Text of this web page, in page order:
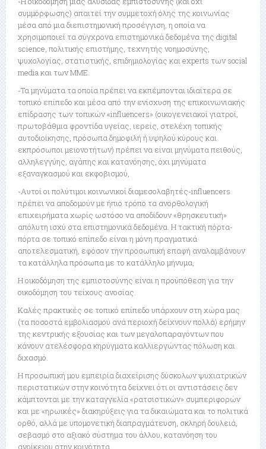
συμμόρφωσης) απαιτεί την συμμετοχή όλης της κοινωνίας
μέσα από μια διεπιστημονική προσέγγιση, η οποία να
χρησιμοποιεί τα σύγχρονα επιστημονικά δεδομένα της digital
science, πολιτικής επιστήμης, τεχνητής νοημοσύνης,
ψυχολογίας, στατιστικής, επιδημιολογίας και experts των social
media και των ΜΜΕ.
-Τα μηνύματα τα οποία πρέπει να εκπέμπονται ιδιαίτερα σε
τοπικό επίπεδο και μέσα από την ενίσχυση της επικοινωνιακής
επίδρασης των τοπικών «influencers» (οικογενειακοί γιατροί,
πρωτοβάθμια φροντίδα υγείας, ιερείς, στελέχη τοπικής
αυτοδιοίκησης, πρόσωπα δημοφιλή ή υψηλού κύρους και
εκπρόσωποι μειονοτήτων) πρέπει να είναι μηνύματα πειθούς,
αλληλεγγύης, αγάπης και κατανόησης, όχι μηνύματα
εξαναγκασμού και εκφοβισμού,
-Αυτοί οι πολύτιμοι κοινωνικοί διαμεσολαβητές-influencers
πρέπει να αποδομούν με ήπιο τρόπο τα ανορθολογική
επιχειρήματα χωρίς ωστόσο να αποδίδουν «θρησκευτική»
απόλυτη ισχύ στα επιστημονικά δεδομένα. Η τακτική πόρτα-
πόρτα σε τοπικό επίπεδο είναι η μόνη πραγματικά
αποτελεσματική, εφόσον την προσωπική επαφή αναλαμβάνουν
τα κατάλληλα πρόσωπα με το κατάλληλο μήνυμα,
Η οικοδόμηση της εμπιστοσύνης είναι η προϋπόθεση για την
οικοδόμηση του τείχους ανοσίας.
Καλές πρακτικές σε τοπικό επίπεδο υπάρχουν στη χώρα μας
(τα ποσοστά εμβολιασμού ανά περιοχή δείχνουν πολλά) ερήμην
της κεντρικής εξουσίας και των μεγαλοπαραγόντων που
κάνουν ατελέσφορα κηρύγματα καλλιεργώντας πόλωση και
διχασμό.
Η προσωπική μου εμπειρία διαχείρισης δύσκολων ψυχιατρικών
περιστατικών στην κοινότητα δείχνει ότι οι αντιστάσεις δεν
κάμπτονται με την καταγγελία «ρατσιστικών» συμπεριφορών
και με «ηρωικές» διακηρύξεις για τα δικαιώματα και το πολιτικά
ορθό, αλλά με υπομονετική διαπραγμάτευση, σκληρή δουλειά,
σεβασμό στο αξιακό σύστημα του άλλου, κατανόηση του
ανοίκειου στην κοινότητα